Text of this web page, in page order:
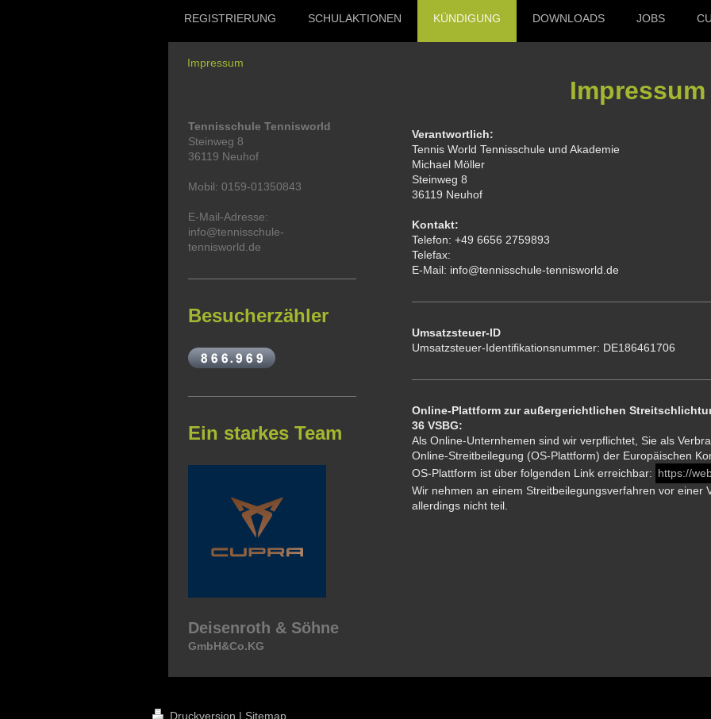
REGISTRIERUNG SCHULAKTIONEN KÜNDIGUNG DOWNLOADS JOBS
Impressum
Verantwortlich:
Tennis World Tennisschule und Akademie
Michael Möller
Steinweg 8
36119 Neuhof
Kontakt:
Telefon:+49 6656 2759893
Telefax:
E-Mail: info@tennisschule-tennisworld.de
Umsatzsteuer-ID
Umsatzsteuer-Identifikationsnummer: DE186461706
Online-Plattform zur außergerichtlichen
36 VSBG:
Als Online-Unternhemen sind wir verpflichtet, Sie als
Online-Streitbeilegung (OS-Plattform) der Europäischen
OS-Plattform ist über folgenden Link erreichbar: https://
Wir nehmen an einem Streitbeilegungsverfahren vor einer
allerdings nicht teil.
Impressum
Tennisschule Tennisworld
Steinweg 8
36119 Neuhof
Mobil: 0159-01350843
E-Mail-Adresse:
info@tennisschule-
tennisworld.de
Besucherzähler
Ein starkes Team
Deisenroth & Söhne
GmbH&Co.KG
Druckversion | Sitemap